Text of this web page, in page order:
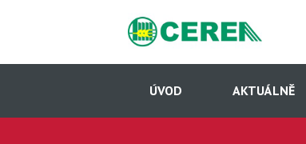
obsahu
-
ÚVOD AKTUÁLNĚ